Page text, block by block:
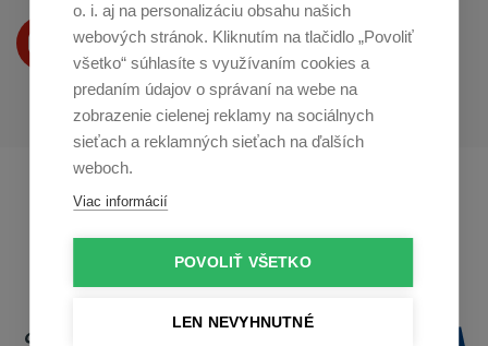
o. i. aj na personalizáciu obsahu našich
webových stránok. Kliknutím na tlačidlo „Povoliť
všetko“ súhlasíte s využívaním cookies a
predaním údajov o správaní na webe na
zobrazenie cielenej reklamy na sociálnych
sieťach a reklamných sieťach na ďalších
weboch.
Viac informácií
POVOLIŤ VŠETKO
LEN NEVYHNUTNÉ
Produkty Vám predstavujeme
na Youtube
Profikuchař.cz